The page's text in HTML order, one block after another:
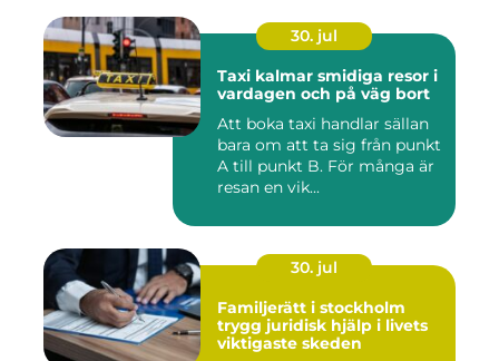
30. jul
Taxi kalmar smidiga resor i
vardagen och på väg bort
Att boka taxi handlar sällan
bara om att ta sig från punkt
A till punkt B. För många är
resan en vik...
30. jul
Familjerätt i stockholm
trygg juridisk hjälp i livets
viktigaste skeden